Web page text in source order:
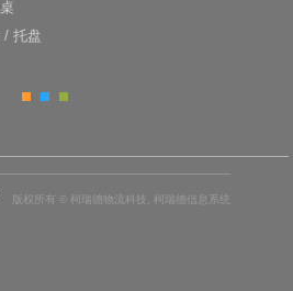
/ 托盘
版权所有 © 柯瑞德物流科技, 柯瑞德信息系统